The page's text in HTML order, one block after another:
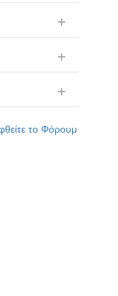
το Φόρουμ